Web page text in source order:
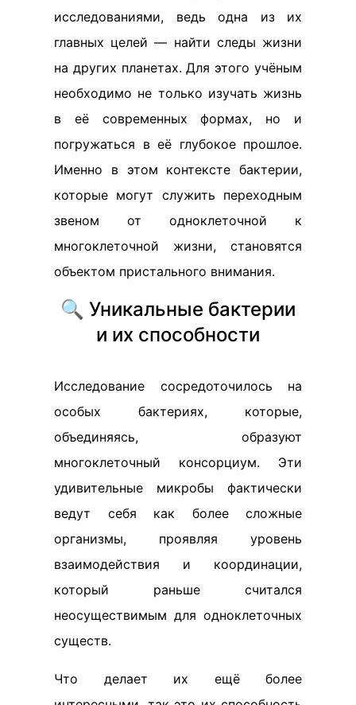
исследованиями, ведь одна из их
главных целей — найти следы жизни
на других планетах. Для этого учёным
необходимо не только изучать жизнь
в её современных формах, но и
погружаться в её глубокое прошлое.
Именно в этом контексте бактерии,
которые могут служить переходным
звеном от одноклеточной к
многоклеточной жизни, становятся
объектом пристального внимания.
🔍 Уникальные бактерии
и их способности
Исследование сосредоточилось на
особых бактериях, которые,
объединяясь, образуют
многоклеточный консорциум. Эти
удивительные микробы фактически
ведут себя как более сложные
организмы, проявляя уровень
взаимодействия и координации,
который раньше считался
неосуществимым для одноклеточных
существ.
Что делает их ещё более